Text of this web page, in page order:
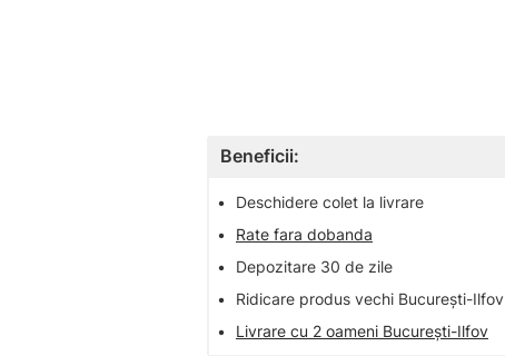
Beneficii:
•
Deschidere colet la livrare
•
Rate fara dobanda
•
Depozitare 30 de zile
•
Ridicare produs vechi București-Ilfov
•
Livrare cu 2 oameni București-Ilfov